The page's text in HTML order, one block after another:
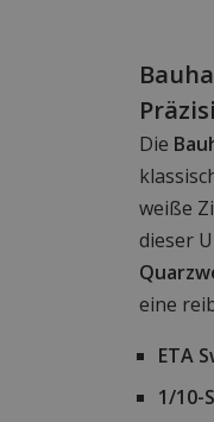
Die
weiße
dieser
eine
ETA
1/10-